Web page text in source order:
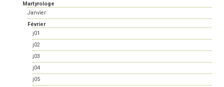
Martyrologe
Janvier
Février
j01
j02
j03
j04
j05